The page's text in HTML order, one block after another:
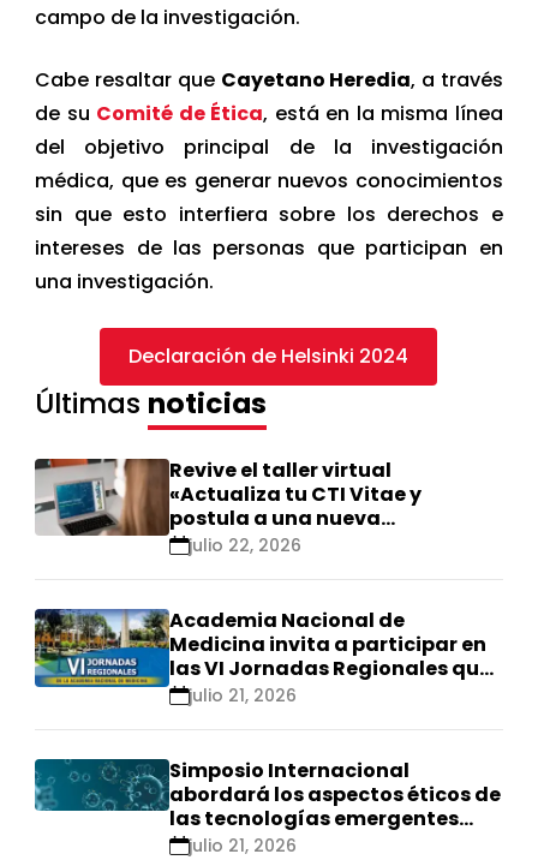
campo de la investigación.
Cabe resaltar que Cayetano Heredia, a través
de su Comité de Ética, está en la misma línea
del objetivo principal de la investigación
médica, que es generar nuevos conocimientos
sin que esto interfiera sobre los derechos e
intereses de las personas que participan en
una investigación.
Declaración de Helsinki 2024
Últimas noticias
Revive el taller virtual
«Actualiza tu CTI Vitae y
postula a una nueva
calificación Renacyt»
julio 22, 2026
Academia Nacional de
Medicina invita a participar en
las VI Jornadas Regionales que
se realizarán en Ica
julio 21, 2026
Simposio Internacional
abordará los aspectos éticos de
las tecnologías emergentes
para el control de
julio 21, 2026